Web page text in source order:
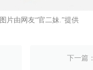
图片由网友“官二妹.”提供
下一篇：